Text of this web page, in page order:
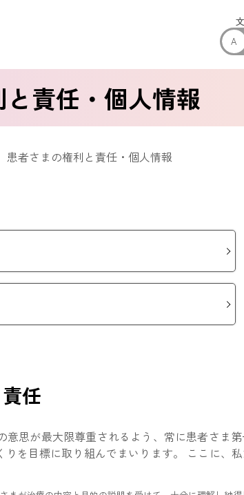
A
責任・個人情報
患者さまの権利と責任・個人情報
任
意思が最大限尊重されるよう、常に患者さま
りを目標に取り組んでまいります。 ここに